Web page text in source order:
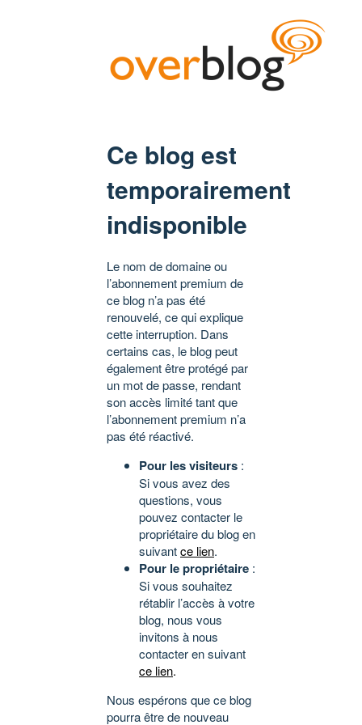
Ce blog est
temporairement
indisponible
Le nom de domaine ou
l’abonnement premium de
ce blog n’a pas été
renouvelé, ce qui explique
cette interruption. Dans
certains cas, le blog peut
également être protégé par
un mot de passe, rendant
son accès limité tant que
l’abonnement premium n’a
pas été réactivé.
Pour les visiteurs :
Si vous avez des
questions, vous
pouvez contacter le
propriétaire du blog en
suivantce lien.
Pour le propriétaire :
Si vous souhaitez
rétablir l’accès à votre
blog, nous vous
invitons à nous
contacter en suivant
ce lien.
Nous espérons que ce blog
pourra être de nouveau